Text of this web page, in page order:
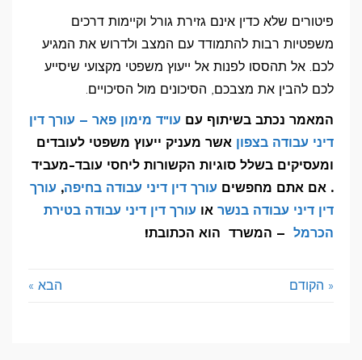
פיטורים שלא כדין אינם גזירת גורל וקיימות דרכים
משפטיות רבות להתמודד עם המצב ולדרוש את המגיע
לכם. אל תהססו לפנות אל ייעוץ משפטי מקצועי שיסייע
לכם להבין את מצבכם, הסיכונים מול הסיכויים.
המאמר נכתב בשיתוף עם עו"ד מימון פאר – עורך דין
דיני עבודה בצפון אשר מעניק ייעוץ משפטי לעובדים
ומעסיקים בשלל סוגיות הקשורות ליחסי עובד-מעביד
. אם אתם מחפשים עורך דין דיני עבודה בחיפה, עורך
דין דיני עבודה בנשר או עורך דין דיני עבודה בטירת
הכרמל – המשרד הוא הכתובת!
« הקודם הבא »